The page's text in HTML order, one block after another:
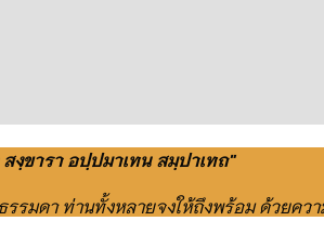
งฺขารา อปฺปมาเทน สมฺปาเทถ"
รรมดา ท่านทั้งหลายจงให้ถึงพร้อม ด้วยคว